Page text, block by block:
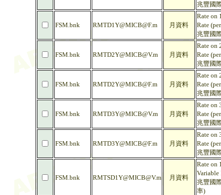
兆豐國
FSM.bnk RMTD1Y@MICB@F.m 月資料
Rate on
Rate
兆豐國
FSM.bnk RMTD2Y@MICB@V.m 月資料
Rate on
Rate
兆豐國
FSM.bnk RMTD2Y@MICB@F.m 月資料
Rate on
Rate
兆豐國
FSM.bnk RMTD3Y@MICB@V.m 月資料
Rate on
Rate
兆豐國
FSM.bnk RMTD3Y@MICB@F.m 月資料
Rate on
Rate
兆豐國
FSM.bnk RMTSD1Y@MICB@V.m 月資料
Rate on
Variable
兆豐國
率)